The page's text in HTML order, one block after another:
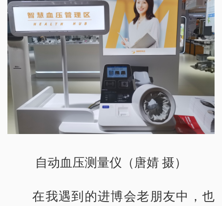
自动血压测量仪（唐婧 摄）
在我遇到的进博会老朋友中，也